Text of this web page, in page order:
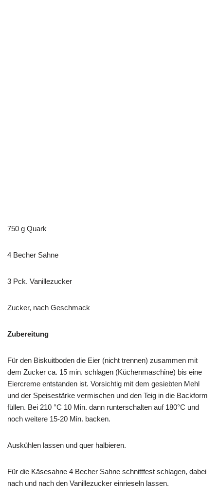
750 g Quark
4 Becher Sahne
3 Pck. Vanillezucker
Zucker, nach Geschmack
Zubereitung
Für den Biskuitboden die Eier (nicht trennen) zusammen mit
dem Zucker ca. 15 min. schlagen (Küchenmaschine) bis eine
Eiercreme entstanden ist. Vorsichtig mit dem gesiebten Mehl
und der Speisestärke vermischen und den Teig in die Backform
füllen. Bei 210 °C 10 Min. dann runterschalten auf 180°C und
noch weitere 15-20 Min. backen.
Auskühlen lassen und quer halbieren.
Für die Käsesahne 4 Becher Sahne schnittfest schlagen, dabei
nach und nach den Vanillezucker einrieseln lassen.